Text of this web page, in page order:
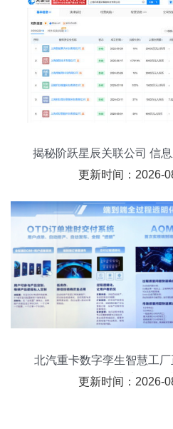
揭秘阶跃星辰关联公司 信
更新时间：2026-
北汽重卡数字孪生智慧工
台车实现“下
更新时间：2026-